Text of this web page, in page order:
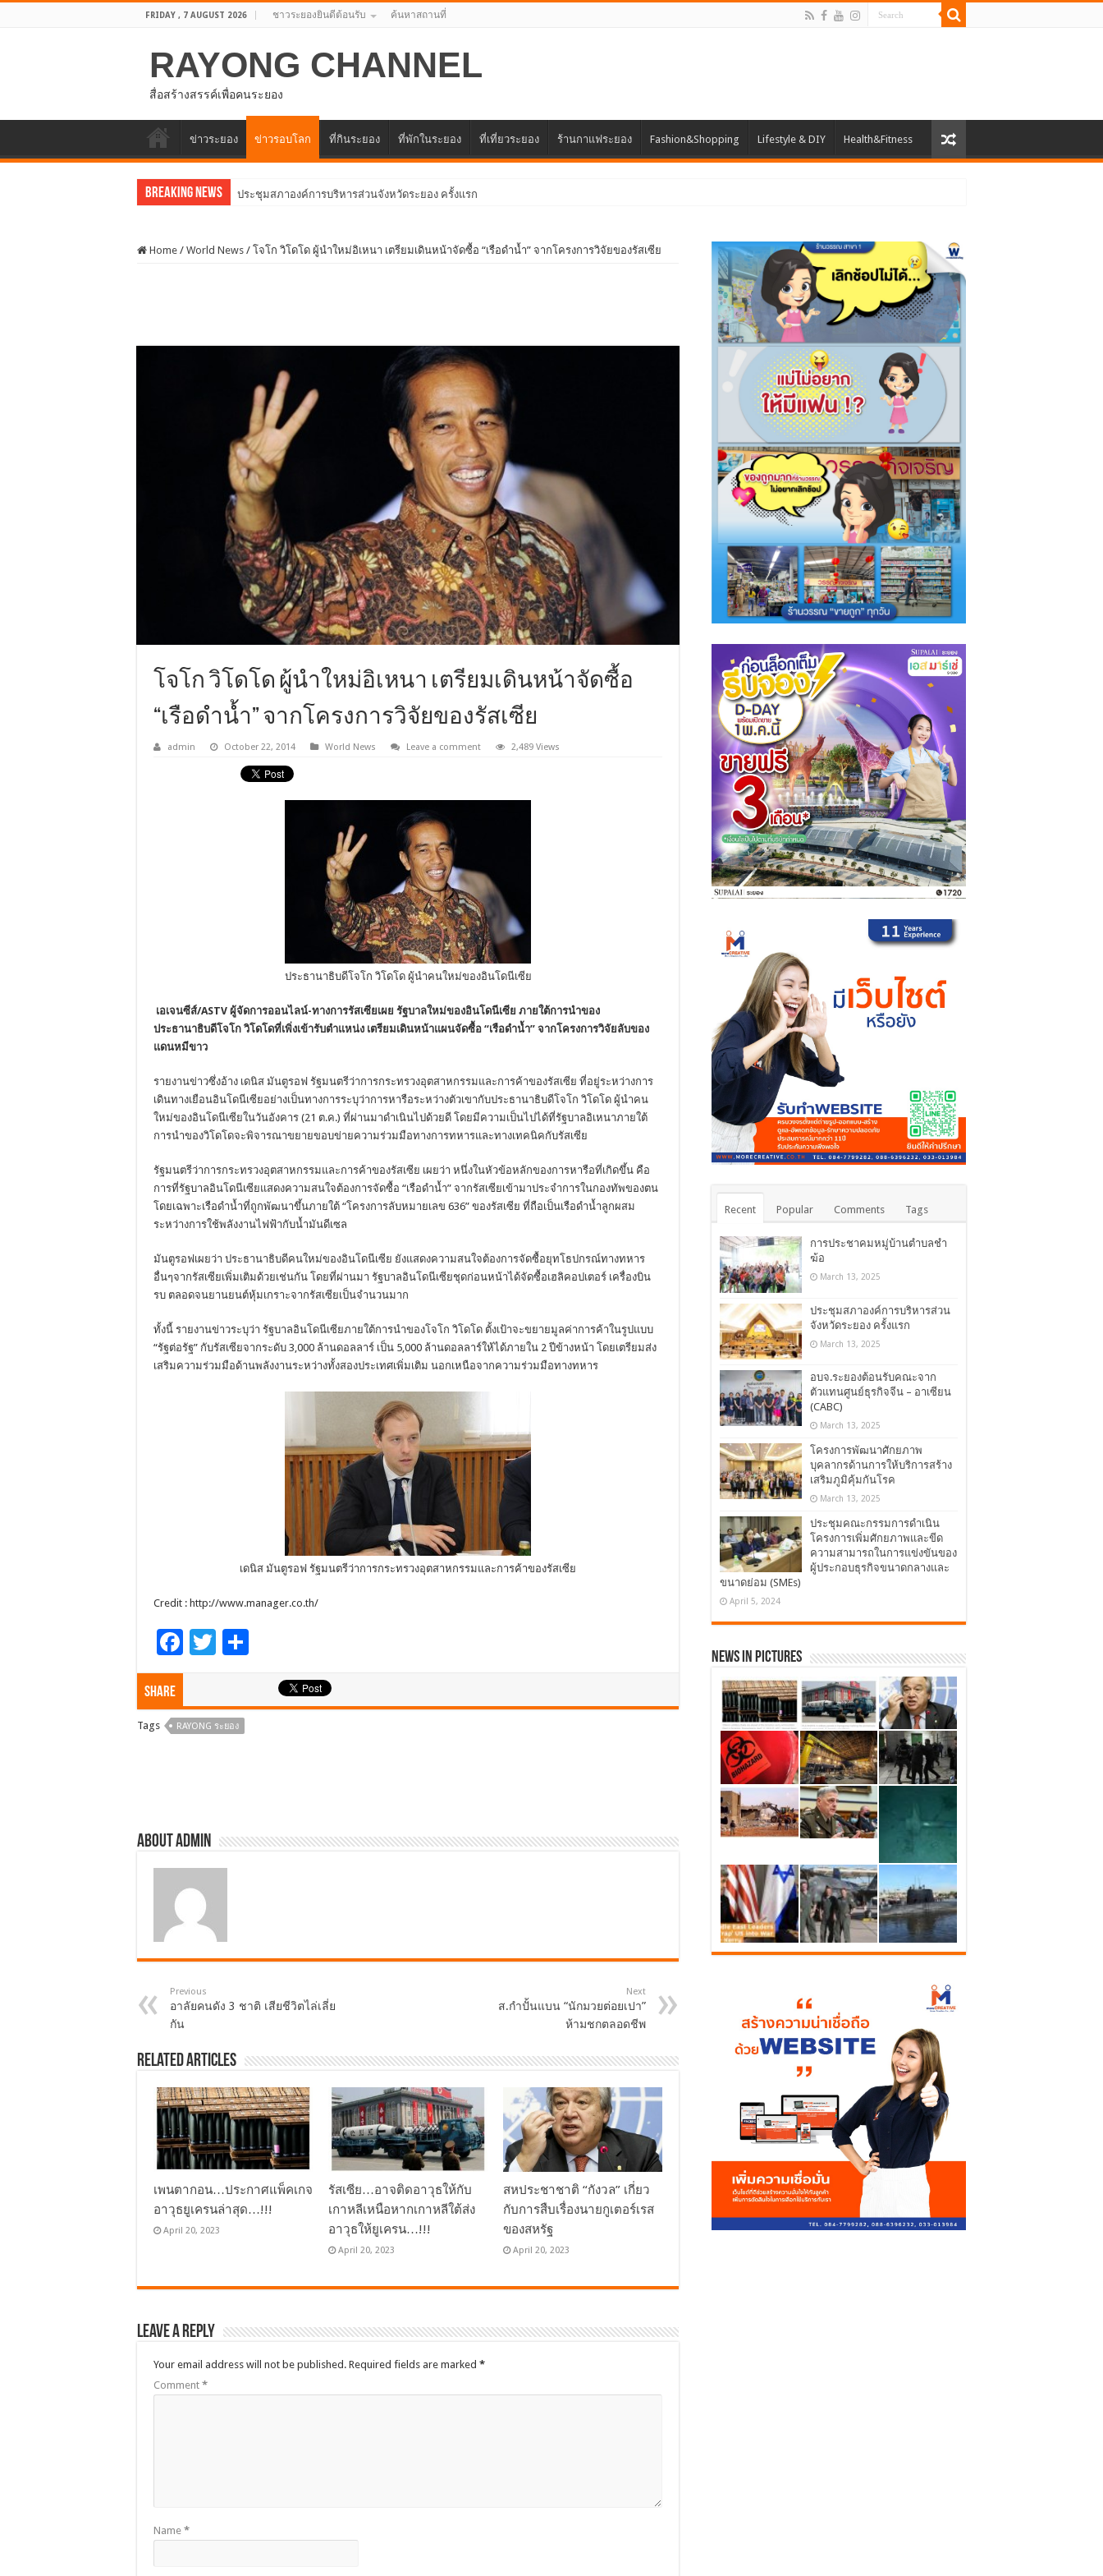
FRIDAY , 7 AUGUST 2026 ชาวระยองยินดีต้อนรับ ค้นหาสถานที่
RAYONG CHANNEL
สื่อสร้างสรรค์เพื่อคนระยอง
ข่าวระยอง ข่าวรอบโลก ที่กินระยอง ที่พักในระยอง ที่เที่ยวระยอง ร้านกาแฟระยอง Fashion&Shopping Lifestyle & DIY Health&Fitness
Breaking News อบจ.ระยองต
Home / World News / โจโก วิโดโด ผู้นำใหม่อิเหนา เตรียมเดินหน้าจัดซื้อ “เรือดำน้ำ” จากโครงการวิจัยของรัสเซีย
โจโก วิโดโด ผู้นำใหม่อิเหนา เตรียมเดินหน้าจัดซื้อ
“เรือดำน้ำ” จากโครงการวิจัยของรัสเซีย
admin October 22, 2014 World News Leave a comment 2,489 Views
ประธานาธิบดีโจโก วิโดโด ผู้นำคนใหม่ของอินโดนีเซีย
เอเจนซีส์/ASTV ผู้จัดการออนไลน์-ทางการรัสเซียเผย รัฐบาลใหม่ของอินโดนีเซีย ภายใต้การนำของ
ประธานาธิบดีโจโก วิโดโดที่เพิ่งเข้ารับตำแหน่ง เตรียมเดินหน้าแผนจัดซื้อ “เรือดำน้ำ” จากโครงการวิจัยลับของ
แดนหมีขาว
รายงานข่าวซึ่งอ้าง เดนิส มันตูรอฟ รัฐมนตรีว่าการกระทรวงอุตสาหกรรมและการค้าของรัสเซีย ที่อยู่ระหว่างการ
เดินทางเยือนอินโดนีเซียอย่างเป็นทางการระบุว่าการหารือระหว่างตัวเขากับประธานาธิบดีโจโก วิโดโด ผู้นำคน
ใหม่ของอินโดนีเซียในวันอังคาร (21 ต.ค.) ที่ผ่านมาดำเนินไปด้วยดี โดยมีความเป็นไปได้ที่รัฐบาลอิเหนาภายใต้
การนำของวิโดโดจะพิจารณาขยายขอบข่ายความร่วมมือทางการทหารและทางเทคนิคกับรัสเซีย
รัฐมนตรีว่าการกระทรวงอุตสาหกรรมและการค้าของรัสเซีย เผยว่า หนึ่งในหัวข้อหลักของการหารือที่เกิดขึ้น คือ
การที่รัฐบาลอินโดนีเซียแสดงความสนใจต้องการจัดซื้อ “เรือดำน้ำ” จากรัสเซียเข้ามาประจำการในกองทัพของตน
โดยเฉพาะเรือดำน้ำที่ถูกพัฒนาขึ้นภายใต้ “โครงการลับหมายเลข 636” ของรัสเซีย ที่ถือเป็นเรือดำน้ำลูกผสม
ระหว่างการใช้พลังงานไฟฟ้ากับน้ำมันดีเซล
มันตูรอฟเผยว่า ประธานาธิบดีคนใหม่ของอินโดนีเซีย ยังแสดงความสนใจต้องการจัดซื้อยุทโธปกรณ์ทางทหาร
อื่นๆจากรัสเซียเพิ่มเติมด้วยเช่นกัน โดยที่ผ่านมา รัฐบาลอินโดนีเซียชุดก่อนหน้าได้จัดซื้อเฮลิคอปเตอร์ เครื่องบิน
รบ ตลอดจนยานยนต์หุ้มเกราะจากรัสเซียเป็นจำนวนมาก
ทั้งนี้ รายงานข่าวระบุว่า รัฐบาลอินโดนีเซียภายใต้การนำของโจโก วิโดโด ตั้งเป้าจะขยายมูลค่าการค้าในรูปแบบ
“รัฐต่อรัฐ” กับรัสเซียจากระดับ 3,000 ล้านดอลลาร์ เป็น 5,000 ล้านดอลลาร์ให้ได้ภายใน 2 ปีข้างหน้า โดยเตรียมส่ง
เสริมความร่วมมือด้านพลังงานระหว่างทั้งสองประเทศเพิ่มเติม นอกเหนือจากความร่วมมือทางทหาร
เดนิส มันตูรอฟ รัฐมนตรีว่าการกระทรวงอุตสาหกรรมและการค้าของรัสเซีย
Credit : http://www.manager.co.th/
F
b
T
er
Share
Tags RAYONG ระยอง
About admin
Previous
อาลัยคนดัง 3 ชาติ เสียชีวิตไล่เลี่ย
กัน
Next
ส.กำปั้นแบน “นักมวยต่อยเปา”
ห้ามชกตลอดชีพ
Related Articles
เพนตากอน…ประกาศแพ็คเกจ
อาวุธยูเครนล่าสุด…!!!
April 20, 2023
รัสเซีย…อาจติดอาวุธให้กับ
เกาหลีเหนือหากเกาหลีใต้ส่ง
อาวุธให้ยูเครน…!!!
April 20, 2023
สหประชาชาติ “กังวล” เกี่ยว
กับการสืบเรื่องนายกูเตอร์เรส
ของสหรัฐ
April 20, 2023
Leave a Reply
Your email address will not be published. Required fields are marked *
Comment *
Name *
Recent Popular Comments Tags
การประชาคมหมู่บ้านตำบลชำ
ฆ้อ
March 13, 2025
ประชุมสภาองค์การบริหารส่วน
จังหวัดระยอง ครั้งแรก
March 13, 2025
อบจ.ระยองต้อนรับคณะจาก
ตัวแทนศูนย์ธุรกิจจีน – อาเซียน
(CABC)
March 13, 2025
โครงการพัฒนาศักยภาพ
บุคลากรด้านการให้บริการสร้าง
เสริมภูมิคุ้มกันโรค
March 13, 2025
ประชุมคณะกรรมการดำเนิน
โครงการเพิ่มศักยภาพและขีด
ความสามารถในการแข่งขันของ
ผู้ประกอบธุรกิจขนาดกลางและ
ขนาดย่อม (SMEs)
April 5, 2024
News in Pictures